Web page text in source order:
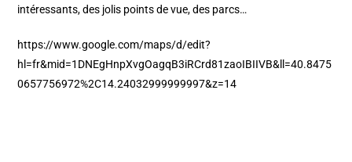
intéressants, des jolis points de vue, des parcs…
https://www.google.com/maps/d/edit?
hl=fr&mid=1DNEgHnpXvgOagqB3iRCrd81zaoIBIIVB&ll=40.8475
0657756972%2C14.24032999999997&z=14